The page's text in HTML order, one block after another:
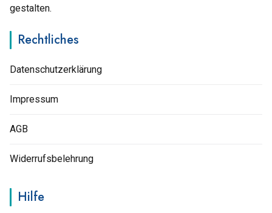
gestalten.
Rechtliches
Datenschutzerklärung
Impressum
AGB
Widerrufsbelehrung
Hilfe